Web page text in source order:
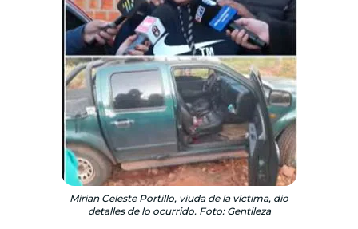
Mirian Celeste Portillo, viuda de la víctima, dio
detalles de lo ocurrido. Foto: Gentileza